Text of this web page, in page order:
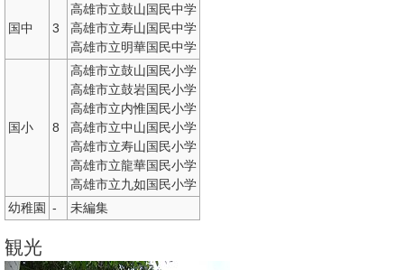
国中 3
高雄市立鼓山国民中学
高雄市立寿山国民中学
高雄市立明華国民中学
国小 8
高雄市立鼓山国民小学
高雄市立鼓岩国民小学
高雄市立内惟国民小学
高雄市立中山国民小学
高雄市立寿山国民小学
高雄市立龍華国民小学
高雄市立九如国民小学
幼稚園 - 未編集
観光